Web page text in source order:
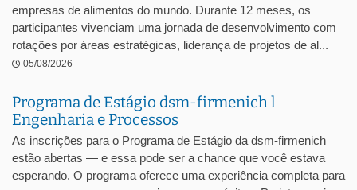
empresas de alimentos do mundo. Durante 12 meses, os
participantes vivenciam uma jornada de desenvolvimento com
rotações por áreas estratégicas, liderança de projetos de al...
05/08/2026
Programa de Estágio dsm-firmenich l
Engenharia e Processos
As inscrições para o Programa de Estágio da dsm-firmenich
estão abertas — e essa pode ser a chance que você estava
esperando. O programa oferece uma experiência completa para